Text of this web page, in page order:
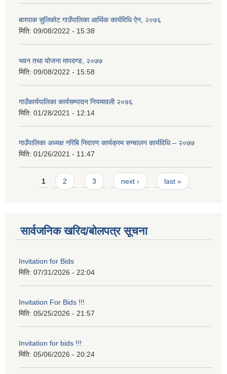
बारपाक सुलिकोट गाउँपालिका आर्थिक कार्यविधि ऐन, २०७६
मिति: 09/08/2022 - 15:38
भवन तथा योजना मापदण्ड, २०७७
मिति: 09/08/2022 - 15:58
गाउँकार्यपालिका कार्यसम्पादन नियमावली २०७६
मिति: 01/28/2021 - 12:14
गाउँपालिका अध्यक्ष गरिबि निवारण कार्यक्रम सन्चालन कार्यविधि – २०७७
मिति: 01/26/2021 - 11:47
Pages
1 2 3 next › last »
सार्वजनिक खरिद/बोलपत्र सूचना
Invitation for Bids
मिति: 07/31/2026 - 22:04
Invitation For Bids !!!
मिति: 05/25/2026 - 21:57
Invitation for bids !!!
मिति: 05/06/2026 - 20:24